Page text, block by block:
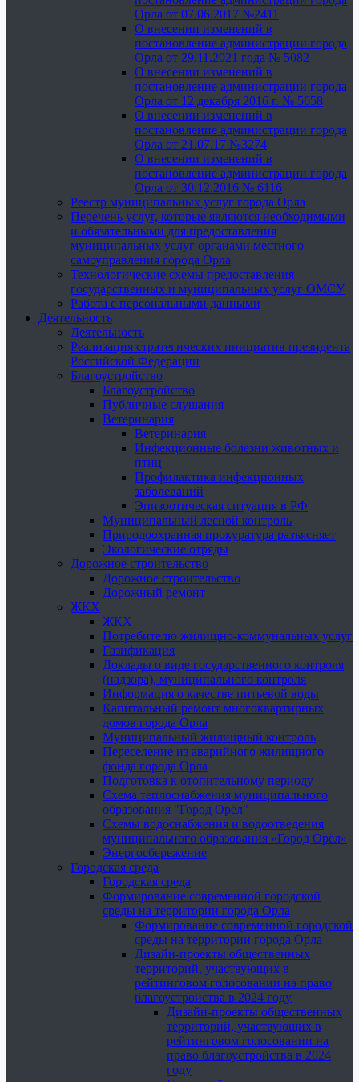
Орла от 07.06.2017 №2411
О внесении изменений в
постановление администрации города
Орла от 29.11.2021 года № 5082
О внесении изменений в
постановление администрации города
Орла от 12 декабря 2016 г. № 5658
О внесении изменений в
постановление администрации города
Орла от 21.07.17 №3274
О внесении изменений в
постановление администрации города
Орла от 30.12.2016 № 6116
Реестр муниципальных услуг города Орла
Перечень услуг, которые являются необходимыми
и обязательными для предоставления
муниципальных услуг органами местного
самоуправления города Орла
Технологические схемы предоставления
государственных и муниципальных услуг ОМСУ
Работа с персональными данными
Деятельность
Деятельность
Реализация стратегических инициатив президента
Российской Федерации
Благоустройство
Благоустройство
Публичные слушания
Ветеринария
Ветеринария
Инфекционные болезни животных и
птиц
Профилактика инфекционных
заболеваний
Эпизоотическая ситуация в РФ
Муниципальный лесной контроль
Природоохранная прокуратура разъясняет
Экологические отряды
Дорожное строительство
Дорожное строительство
Дорожный ремонт
ЖКХ
ЖКХ
Потребителю жилищно-коммунальных услуг
Газификация
Доклады о виде государственного контроля
(надзора), муниципального контроля
Информация о качестве питьевой воды
Капитальный ремонт многоквартирных
домов города Орла
Муниципальный жилищный контроль
Переселение из аварийного жилищного
фонда города Орла
Подготовка к отопительному периоду
Схема теплоснабжения муниципального
образования "Город Орёл"
Схемы водоснабжения и водоотведения
муниципального образования «Город Орёл»
Энергосбережение
Городская среда
Городская среда
Формирование современной городской
среды на территории города Орла
Формирование современной городской
среды на территории города Орла
Дизайн-проекты общественных
территорий, участвующих в
рейтинговом голосовании на право
благоустройства в 2024 году
Дизайн-проекты общественных
территорий, участвующих в
рейтинговом голосовании на
право благоустройства в 2024
году